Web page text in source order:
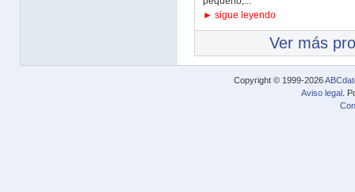
► sigue leyendo
Ver más
Copyright © 1999-2026
Aviso legal .